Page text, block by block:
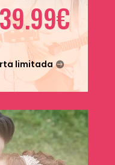
39.99€
limitada